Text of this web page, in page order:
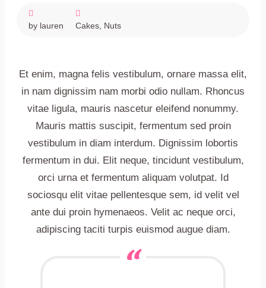
by lauren Cakes Nuts
Et enim, magna felis vestibulum, ornare massa elit,
in nam dignissim nam morbi odio nullam. Rhoncus
vitae ligula, mauris nascetur eleifend nonummy.
Mauris mattis suscipit, fermentum sed proin
vestibulum in diam interdum. Dignissim lobortis
fermentum in dui. Elit neque, tincidunt vestibulum,
orci urna et fermentum aliquam volutpat. Id
sociosqu elit vitae pellentesque sem, id velit vel
ante dui proin hymenaeos. Velit ac neque orci,
adipiscing taciti turpis euismod augue diam.